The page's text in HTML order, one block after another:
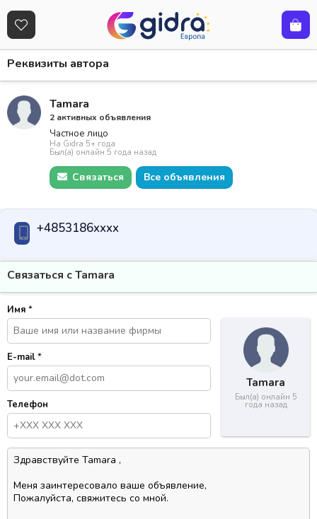
Реквизиты автора
Tamara
2 активных объявления
Частное лицо
На Gidra 5+ года
Был(а) онлайн 5 года назад
Связаться Все объявления
+4853186xxxx
Связаться с Tamara
Tamara
Был(а) онлайн 5
года назад
Имя *
E-mail*
Телефон